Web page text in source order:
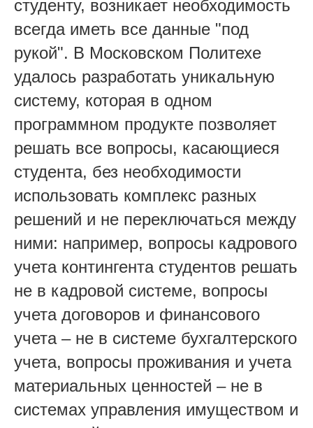
студенту, возникает необходимость
всегда иметь все данные "под
рукой". В Московском Политехе
удалось разработать уникальную
систему, которая в одном
программном продукте позволяет
решать все вопросы, касающиеся
студента, без необходимости
использовать комплекс разных
решений и не переключаться между
ними: например, вопросы кадрового
учета контингента студентов решать
не в кадровой системе, вопросы
учета договоров и финансового
учета – не в системе бухгалтерского
учета, вопросы проживания и учета
материальных ценностей – не в
системах управления имуществом и